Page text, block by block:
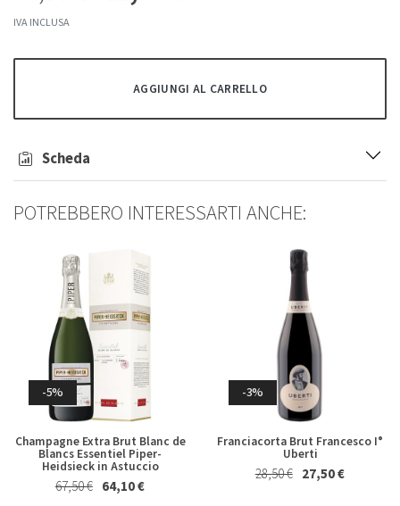
-3%
Rum Ron Venezuela Anejo
Reserva Excelusiva 12
38,50 € 37,00 €
-4%
Akashi 50 Cl
44,00 € 42,00 €
-4%
Whisky Japanese Blended
Peated Yamazakura Asaka
Distillery 70 Cl in Astuccio
59,50 € 57,00 €
-4%
Bolgheri Rosso Il Bruciato
Antinori 2023
26,70 € 25,50 €
IVA INCLUSA
AGGIUNGI AL CARRELLO
Scheda
POTREBBERO INTERESSARTI ANCHE:
-5%
Champagne Extra Brut Blanc de
Blancs Essentiel Piper-
Heidsieck in Astuccio
67,50 € 64,10 €
-3%
Franciacorta Brut Francesco I°
Uberti
28,50 € 27,50 €